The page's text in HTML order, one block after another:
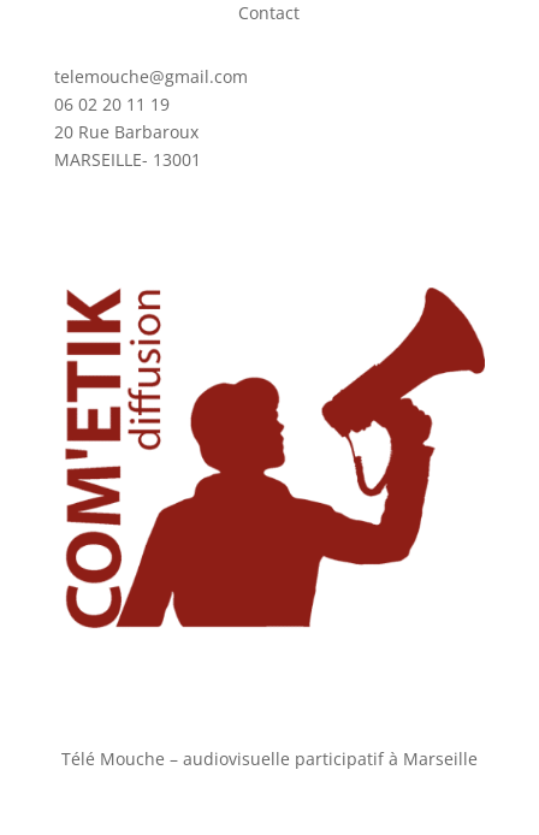
Contact
telemouche@gmail.com
06 02 20 11 19
20 Rue Barbaroux
MARSEILLE- 13001
Télé Mouche – audiovisuelle participatif à Marseille